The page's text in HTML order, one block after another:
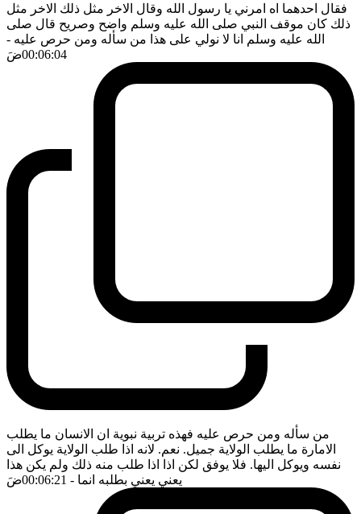
فقال احدهما اه امرني يا رسول الله وقال الاخر مثل ذلك الاخر مثل
ذلك كان موقف النبي صلى الله عليه وسلم واضح وصريح قال صلى
الله عليه وسلم انا لا نولي على هذا من سأله ومن حرص عليه -
00:06:04ضَ
من سأله ومن حرص عليه فهذه تربية نبوية ان الانسان ما يطلب
الامارة ما يطلب الولاية جميل. نعم. لانه اذا طلب الولاية يوكل الى
نفسه ويوكل اليها. فلا يوفق لكن اذا اذا طلب منه ذلك ولم يكن هذا
يعني يعني بطلبه انما - 00:06:21 ضَ